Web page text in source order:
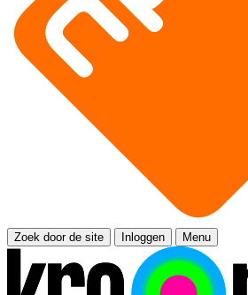
Zoek door de site Inloggen Menu